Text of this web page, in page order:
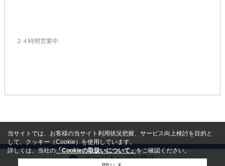
２４時間営業中
ページトップに戻る
当サイトでは、お客様の当サイト利用状況把握、サービス向上検討を目的と
して、クッキー（Cookie）を使用しています。
詳しくは、当社の「Cookieの取扱いについて」をご確認ください。